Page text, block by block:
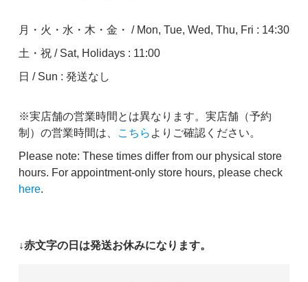
月・火・水・木・金・ / Mon, Tue, Wed, Thu, Fri : 14:30
土・祝 / Sat, Holidays : 11:00
日 / Sun : 発送なし
※実店舗の営業時間とは異なります。実店舗（予約
制）の営業時間は、
こちら よりご確認ください。
Please note: These times differ from our physical store
hours. For appointment-only store hours, please check
here.
↓赤文字の日は発送お休みになります。